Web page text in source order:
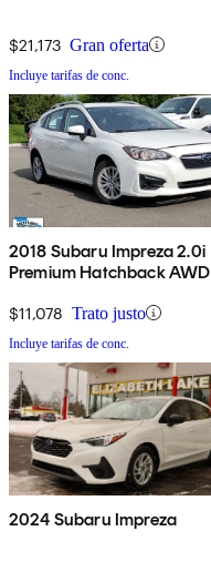
$21,173 Gran oferta
Incluye tarifas de conc.
2018 Subaru Impreza 2.0i
Premium Hatchback AWD
$11,078 Trato justo
Incluye tarifas de conc.
2024 Subaru Impreza